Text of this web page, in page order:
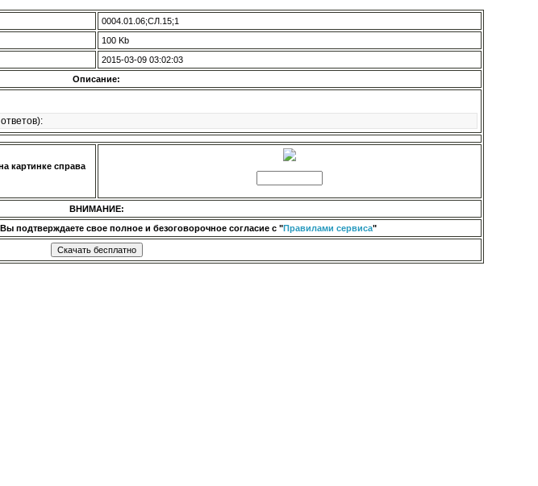
0004.01.06;СЛ.15;1
100 Kb
2015-03-09 03:02:03
Описание:
картинке справа
ВНИМАНИЕ:
подтверждаете свое полное и безоговорочное согласие с "Правилами сервиса"